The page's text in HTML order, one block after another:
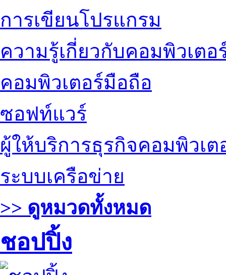
การเขียนโปรแกรม
ความรู้เกี่ยวกับคอมพิวเตอ
คอมพิวเตอร์มือถือ
ซอฟท์แวร์
ผู้ให้บริการธุรกิจคอมพิวเต
ระบบเครือข่าย
>> ดูหมวดทั้งหมด
ชอปปิ้ง